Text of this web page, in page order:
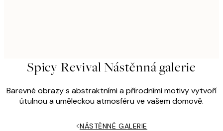
Spicy Revival Nástěnná galerie
Barevné obrazy s abstraktními a přírodními motivy vytvoří
útulnou a uměleckou atmosféru ve vašem domově.
NÁSTĚNNÉ GALERIE